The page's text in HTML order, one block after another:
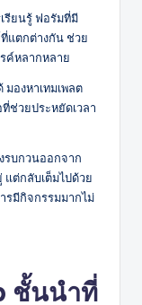
เรียนรู้ ฟอรัมที่มี
แตกต่างกัน ช่วย
ค์หลากหลาย
มองหาเทมเพลต
ช่วยประหยัดเวลา
รบกวนออกจาก
ต่กลับเต็มไปด้วย
รมีกิจกรรมมากไม่
ชั้นนำที่